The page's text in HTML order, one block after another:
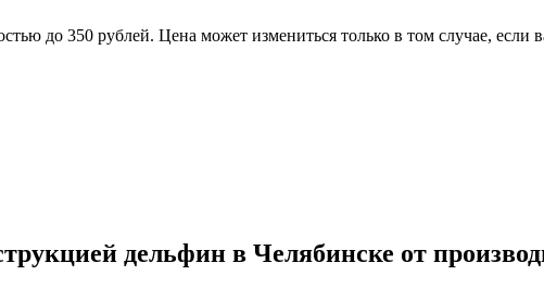
до 350 рублей. Цена может измениться только в том случае, если
дельфин в Челябинске от